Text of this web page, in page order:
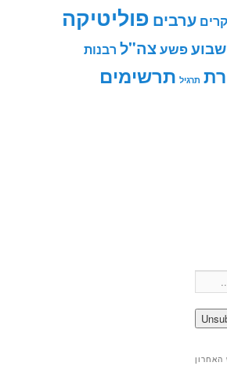
ערבים פוליטיקה
פשעצה"ל רבנות
תרגיל תרשימים